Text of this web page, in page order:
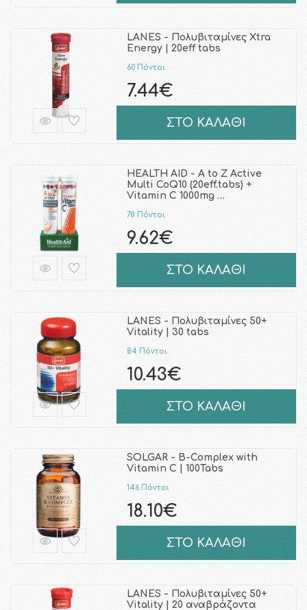
LANES - Πολυβιταμίνες Xtra
Energy | 20eff tabs
60 Πόντοι
7.44€
ΣΤΟ ΚΑΛΑΘΙ
HEALTH AID - A to Z Active
Multi CoQ10 (20eff.tabs) +
Vitamin C 1000mg …
78 Πόντοι
9.62€
ΣΤΟ ΚΑΛΑΘΙ
LANES - Πολυβιταμίνες 50+
Vitality | 30 tabs
84 Πόντοι
10.43€
ΣΤΟ ΚΑΛΑΘΙ
SOLGAR - B-Complex with
Vitamin C | 100Tabs
146 Πόντοι
18.10€
ΣΤΟ ΚΑΛΑΘΙ
LANES - Πολυβιταμίνες 50+
Vitality | 20 αναβράζοντα